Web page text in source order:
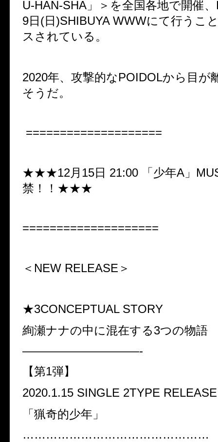
U-HAN-SHA」＞を全国各地で開催
9日(日)SHIBUYA WWWにて行うこ
スされている。
2020年、攻撃的なPOIDOLから目が
そうだ。
====================
★★★12月15日 21:00 「少年A」
禁！！ ★★★
====================
＜ NEW RELEASE ＞
★3CONCEPTUAL STORY
絢瀬ナナの中に混在する3つの物語
——————————-
【第1弾】
2020.1.15 SINGLE 2TYPE RELEASE
「猟奇的少年」
…………………………………………